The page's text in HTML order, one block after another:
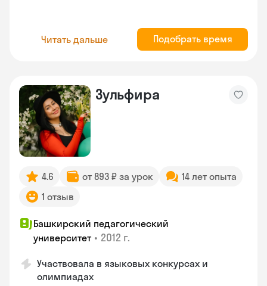
Читать дальше Подобрать время
Зульфира
4.6 от 893 ₽ за урок
14 лет опыта
1 отзыв
Башкирский педагогический
университет • 2012 г.
Участвовала в языковых конкурсах и
олимпиадах